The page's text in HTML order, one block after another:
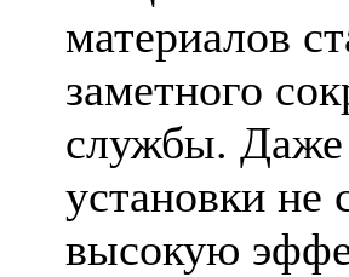
материалов
заметного
службы. Даже
установки не
высокую